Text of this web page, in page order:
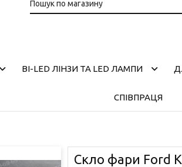
BI-LED ЛІНЗИ ТА LED ЛАМПИ
СПІВПРАЦЯ
Скло фари Ford